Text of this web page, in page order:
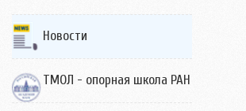
Новости
ТМОЛ - опорная школа РАН